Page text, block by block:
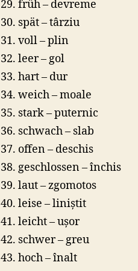
früh – devreme
spät – târziu
voll – plin
leer – gol
hart – dur
weich – moale
stark – puternic
schwach – slab
offen – deschis
geschlossen – închis
laut – zgomotos
leise – liniștit
leicht – ușor
schwer – greu
hoch – înalt